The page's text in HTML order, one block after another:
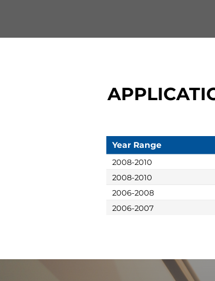
Year Range
2008-2010
2008-2010
2006-2008
2006-2007